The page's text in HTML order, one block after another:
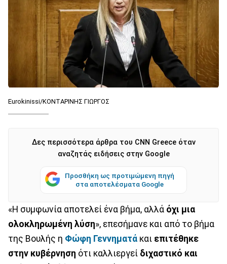
Eurokinissi/ΚΟΝΤΑΡΙΝΗΣ ΓΙΩΡΓΟΣ
Δες περισσότερα άρθρα του CNN Greece όταν
αναζητάς ειδήσεις στην Google
Προσθήκη ως προτιμώμενη πηγή
στα αποτελέσματα Google
«Η συμφωνία αποτελεί ένα βήμα, αλλά όχι μια
ολοκληρωμένη λύση», επεσήμανε και από το βήμα
της Βουλής η Φώφη Γεννηματά και επιτέθηκε
στην κυβέρνηση ότι καλλιεργεί διχαστικό και